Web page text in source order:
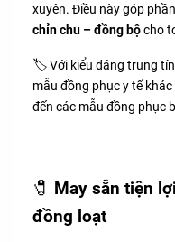
xuyên. Điều này góp
chỉn chu – đồng bộcho
🏷️ Với kiểu dáng trung
mẫu đồng phục y tế
đến các mẫu đồng phục
🧷 May sẵn tiện
đồng loạt